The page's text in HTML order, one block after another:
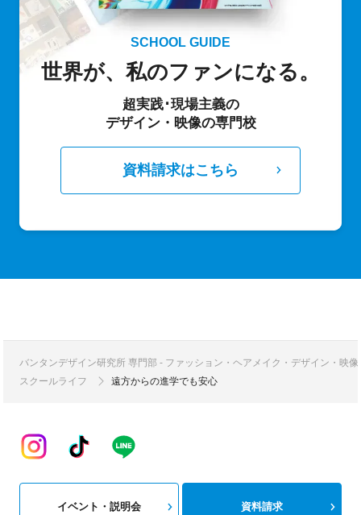
SCHOOL GUIDE
世界が、私のファンになる。
超実践･現場主義の
デザイン・映像の専門校
資料請求はこちら
バンタンデザイン研究所 専門部 - ファッション・ヘアメイク・デザイン・映
スクールライフ
遠方からの進学でも安心
イベント・説明会 資料請求